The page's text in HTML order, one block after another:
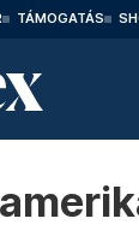
TÁMOGATÁS